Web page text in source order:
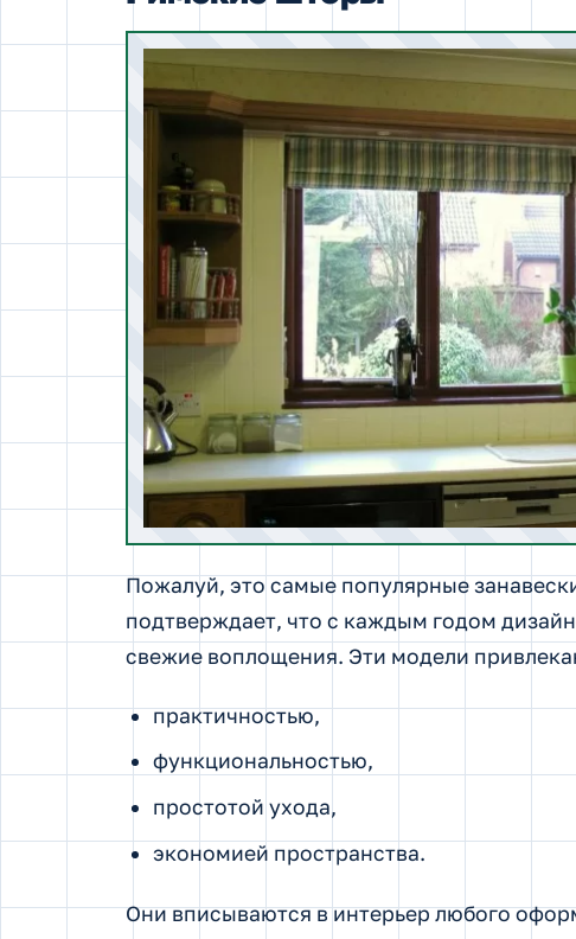
Пожалуй, это самые популярные
подтверждает, что с каждым годом
свежие воплощения. Эти модели
практичностью,
функциональностью,
простотой ухода,
экономией пространства.
Они вписываются в интерьер любого